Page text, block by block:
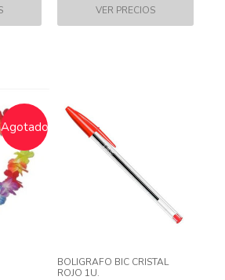
Agotado
BOLIGRAFO BIC CRISTAL
ROJO 1U.